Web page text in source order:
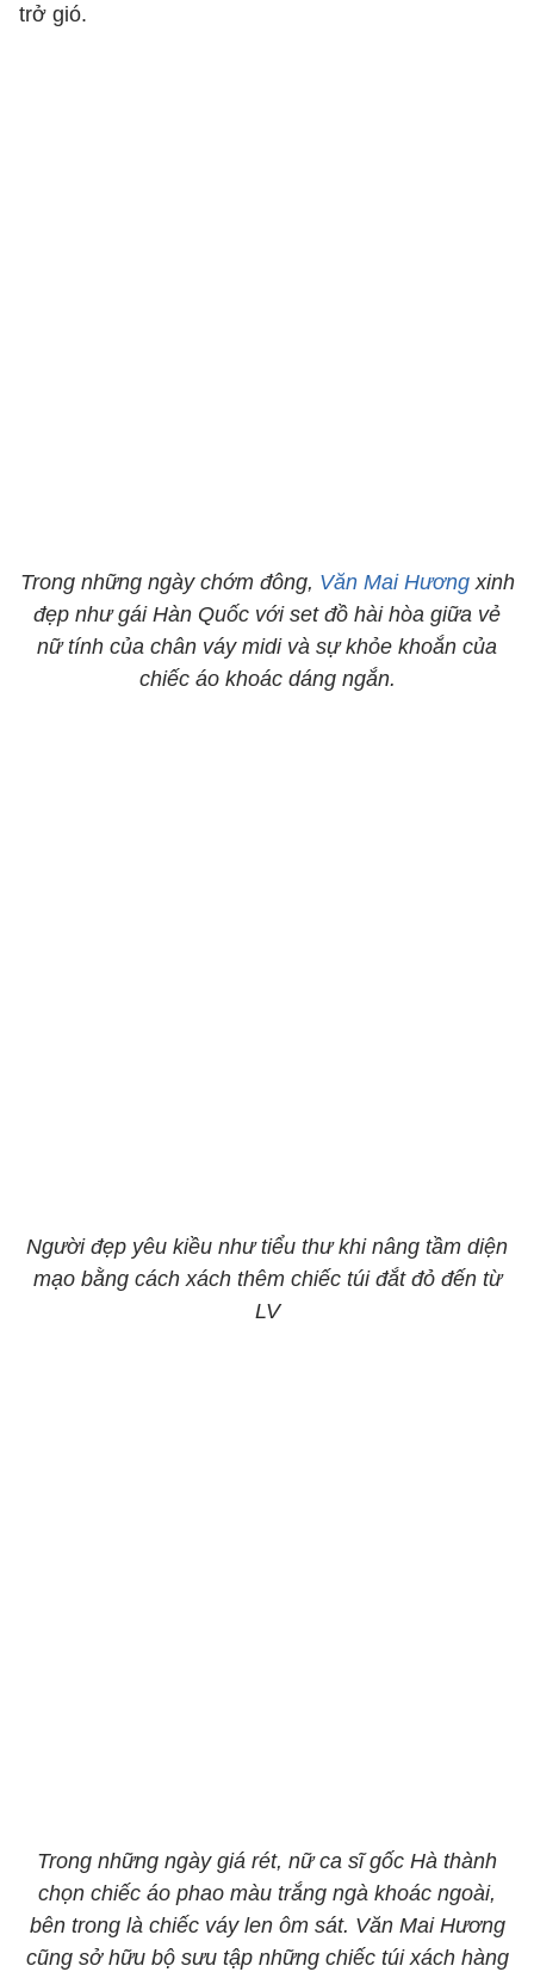
trở gió.
Trong những ngày chớm đông, Văn Mai Hươngxinh
đẹp như gái Hàn Quốc với set đồ hài hòa giữa vẻ
nữ tính của chân váy midi và sự khỏe khoắn của
chiếc áo khoác dáng ngắn.
Người đẹp yêu kiều như tiểu thư khi nâng tầm diện
mạo bằng cách xách thêm chiếc túi đắt đỏ đến từ
LV
Trong những ngày giá rét, nữ ca sĩ gốc Hà thành
chọn chiếc áo phao màu trắng ngà khoác ngoài,
bên trong là chiếc váy len ôm sát. Văn Mai Hương
cũng sở hữu bộ sưu tập những chiếc túi xách hàng